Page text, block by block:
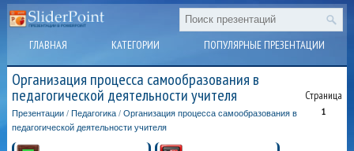
ГЛАВНАЯ КАТЕГОРИИ ПОПУЛЯРНЫЕ ПРЕЗЕНТАЦИИ
Организация процесса самообразования в
педагогической деятельности учителя Страница
1
Презентации / Педагогика /Организация процесса самообразования в
педагогической деятельности учителя